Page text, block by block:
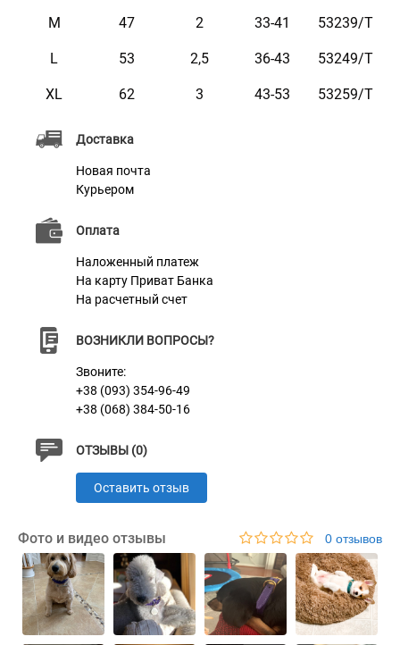
Доставка
Новая почта
Курьером
Оплата
Наложенный платеж
На карту Приват Банка
На расчетный счет
ВОЗНИКЛИ ВОПРОСЫ?
Звоните:
+38 (093) 354-96-49
+38 (068) 384-50-16
ОТЗЫВЫ (0)
Оставить отзыв
Фото и видео отзывы 0 отзывов
Характеристики
M 47 2 33-41 53239/T
L 53 2,5 36-43 53249/T
XL 62 3 43-53 53259/T